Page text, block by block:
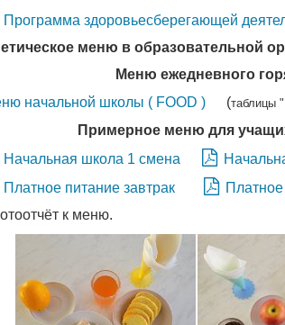
Программа здоровьесберегающей
меню в образовательной
Меню ежедневного
начальной школы ( FOOD )
(таблицы "
Примерное меню для
Начальная школа 1 смена
Платное питание завтрак
к меню.